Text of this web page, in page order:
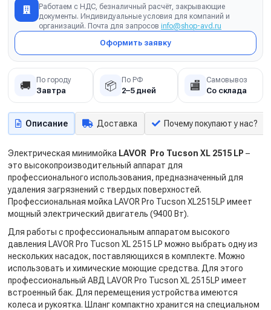
Работаем с НДС, безналичный расчёт, закрывающие
документы. Индивидуальные условия для компаний и
организаций. Почта для запросов info@shop-avd.ru
Оформить заявку
🚚 По городу
Завтра 📦 По РФ
2–5 дней 🏬 Самовывоз
Со склада
Описание Доставка Почему покупают у нас?
Электрическая минимойка LAVOR Pro Tucson XL 2515 LP –
это высокопроизводительный аппарат для
профессионального использования, предназначенный для
удаления загрязнений с твердых поверхностей.
Профессиональная мойка LAVOR Pro Tucson XL2515LP имеет
мощный электрический двигатель (9400 Вт).
Для работы с профессиональным аппаратом высокого
давления LAVOR Pro Tucson XL 2515 LP можно выбрать одну из
нескольких насадок, поставляющихся в комплекте. Можно
использовать и химические моющие средства. Для этого
профессиональный АВД LAVOR Pro Tucson XL 2515LP имеет
встроенный бак. Для перемещения устройства имеются
колеса и рукоятка. Шланг компактно хранится на специальном